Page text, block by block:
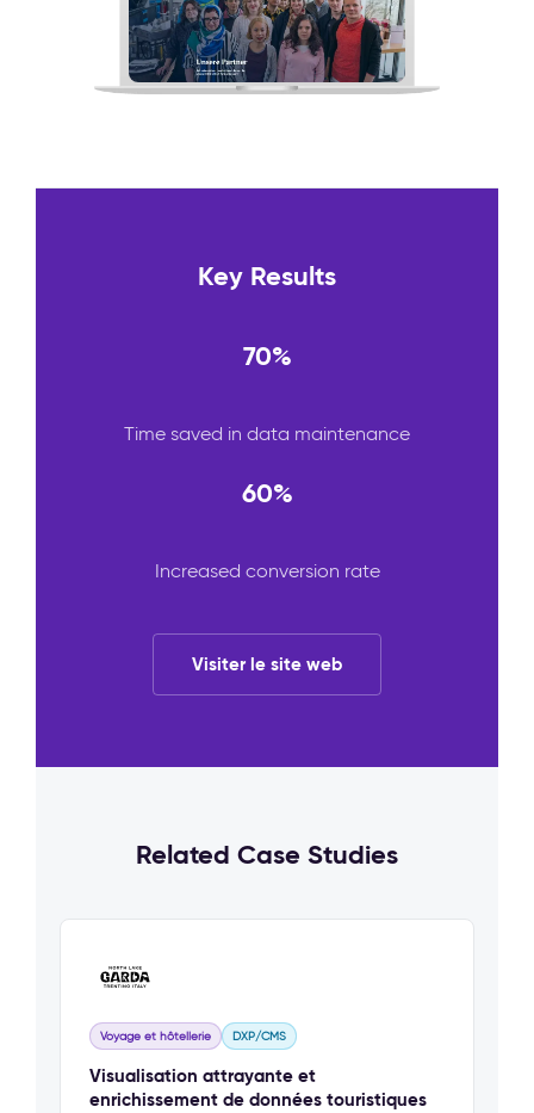
Key Results
70%
Time saved in data maintenance
60%
Increased conversion rate
Visiter le site web
Related Case Studies
Voyage et hôtellerie DXP/CMS
Visualisation attrayante et
enrichissement de données touristiques